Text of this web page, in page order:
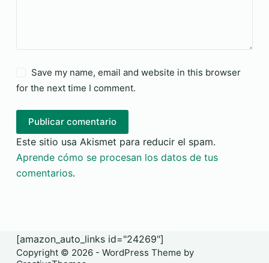
Save my name, email and website in this browser
for the next time I comment.
Publicar comentario
Este sitio usa Akismet para reducir el spam.
Aprende cómo se procesan los datos de tus
comentarios.
[amazon_auto_links id="24269"]
Copyright © 2026 - WordPress Theme by